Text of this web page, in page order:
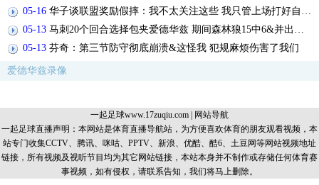
05-16 华子谈联盟奖励假摔：我不太关注这些 我只管上场打好自己的球
05-13 马刺20个回合选择包夹爱德华兹 期间森林狼15中6&并出现5次失误
05-13 芬奇：第三节防守彻底崩溃&这怪我 犯规麻烦伤害了我们
爱德华兹录像
一起足球www.17zuqiu.com | 网站导航
一起足球直播声明：本网站是体育直播导航站，为方便喜欢体育的朋友观看视频，本
站专门收集CCTV、腾讯、咪咕、PPTV、新浪、优酷、酷6、土豆网等网站视频地址
链接，所有视频及视听节目均为其它网站链接，本站本身并不制作或存储任何体育赛
事视频，如有侵权，请联系告知，我们将马上删除。